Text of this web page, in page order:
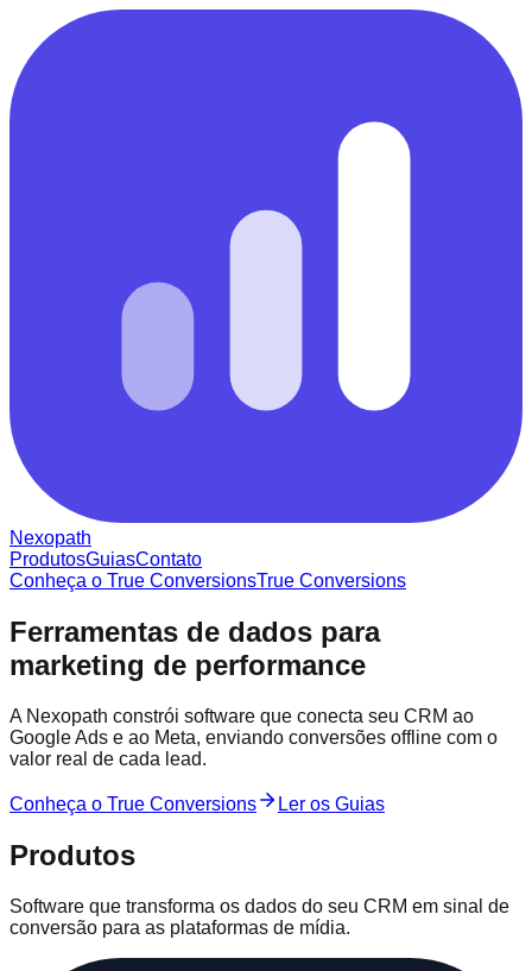
Nexopath
ProdutosGuiasContato
Conheça o True ConversionsTrue Conversions
Ferramentas de dados para
marketing de performance
A Nexopath constrói software que conecta seu CRM ao
Google Ads e ao Meta, enviando conversões offline com o
valor real de cada lead.
Conheça o True Conversions Ler os Guias
Produtos
Software que transforma os dados do seu CRM em sinal de
conversão para as plataformas de mídia.